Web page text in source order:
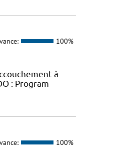
100%
à
: Program
100%